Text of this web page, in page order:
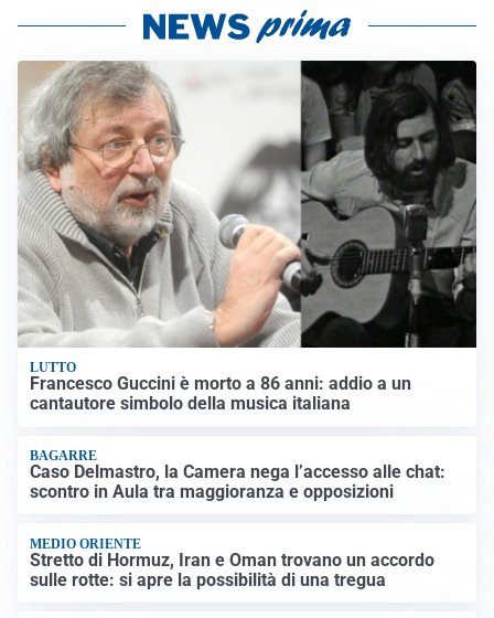
LUTTO
Francesco Guccini è morto a 86 anni: addio a un
cantautore simbolo della musica italiana
BAGARRE
Caso Delmastro, la Camera nega l’accesso alle chat:
scontro in Aula tra maggioranza e opposizioni
MEDIO ORIENTE
Stretto di Hormuz, Iran e Oman trovano un accordo
sulle rotte: si apre la possibilità di una tregua